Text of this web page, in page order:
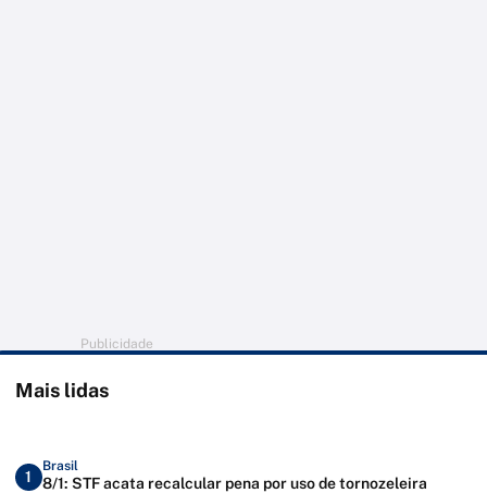
Publicidade
Mais lidas
1
Brasil
8/1: STF acata recalcular pena por uso de tornozeleira